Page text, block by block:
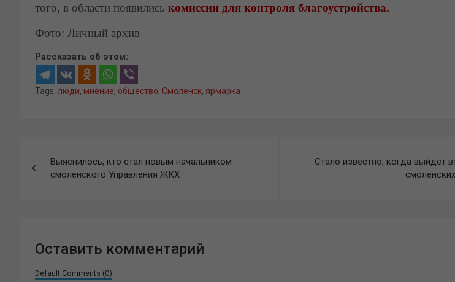
того, в области появились комиссии для контроля благоустройства.
Фото: Личный архив
Рассказать об этом:
Tags: люди, мнение, общество, Смоленск, ярмарка
по
Выяснилось, кто стал новым начальником
смоленского Управления ЖКХ
Стало известно, когда выйдет
Оставить комментарий
Default Comments (0)